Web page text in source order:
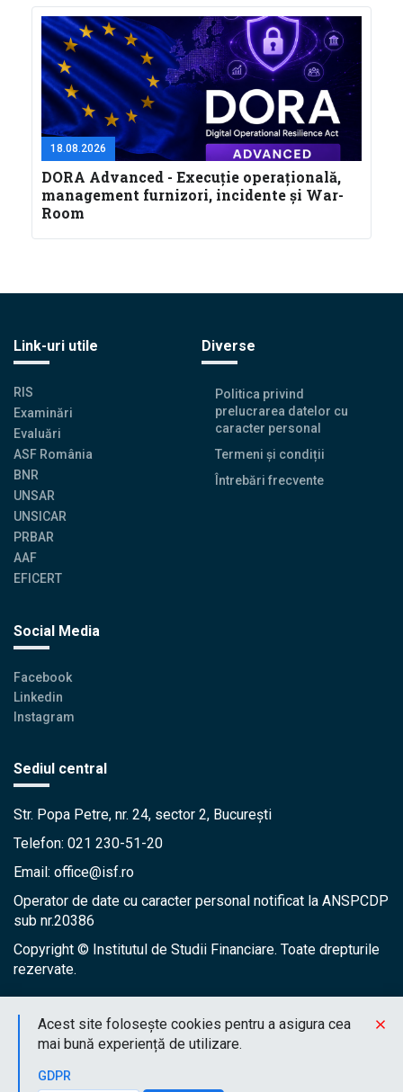
18.08.2026
DORA Advanced - Execuție operațională,
management furnizori, incidente și War-
Room
Link-uri utile
RIS
Examinări
Evaluări
ASF România
BNR
UNSAR
UNSICAR
PRBAR
AAF
EFICERT
Diverse
Politica privind
prelucrarea datelor cu
caracter personal
Termeni și condiții
Întrebări frecvente
Social Media
Facebook
Linkedin
Instagram
Sediul central
Str. Popa Petre, nr. 24, sector 2, București
Telefon: 021 230-51-20
Email: office@isf.ro
Operator de date cu caracter personal notificat la ANSPCDP
sub nr.20386
Copyright © Institutul de Studii Financiare. Toate drepturile
rezervate.
Acest site folosește cookies pentru a asigura cea
mai bună experiență de utilizare.
GDPR